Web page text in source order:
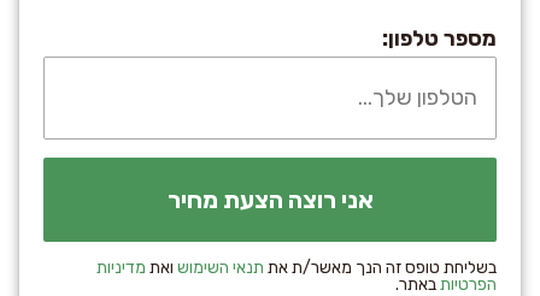
מספר טלפון:
בשליחת טופס זה הנך מאשר/ת את תנאי השימוש ואת מדיניות
הפרטיותבאתר.